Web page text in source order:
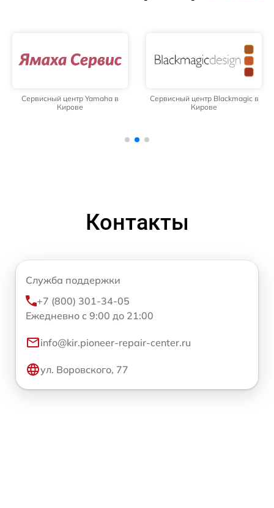
Сервисный центр Yamaha в
Кирове
Сервисный центр Blackmagic в
Кирове
Контакты
Служба поддержки
+7 (800) 301-34-05
Ежедневно с 9:00 до 21:00
info@kir.pioneer-repair-center.ru
ул. Воровского, 77